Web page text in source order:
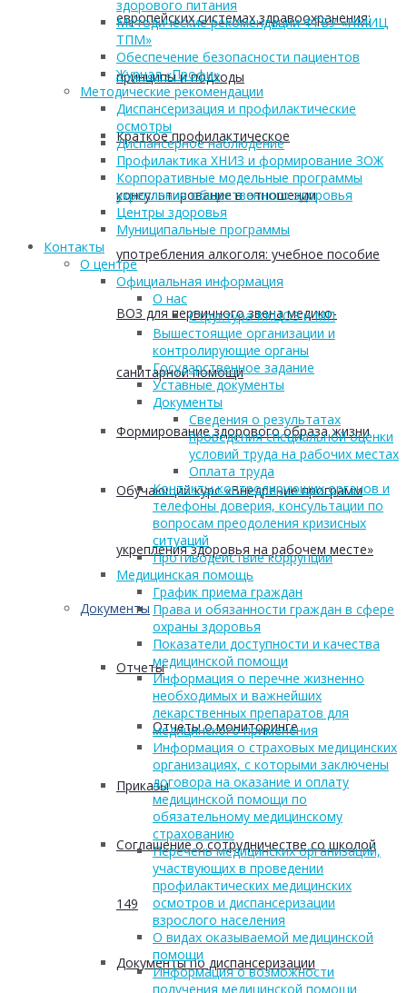
европейских системах здравоохранения:
принципы и подходы
Краткое профилактическое
консультирование в отношении
употребления алкоголя: учебное пособие
ВОЗ для первичного звена медико-
санитарной помощи
Формирование здорового образа жизни
Обучающий курс «Внедрение программ
укрепления здоровья на рабочем месте»
Документы
Отчеты
Отчеты о мониторинге
Приказы
Соглашение о сотрудничестве со школой
149
Документы по диспансеризации
здорового питания
Методические рекомендации ФГБУ «НМИЦ
ТПМ»
Обеспечение безопасности пациентов
Журнал «Профи»
Методические рекомендации
Диспансеризация и профилактические
осмотры
Диспансерное наблюдение
Профилактика ХНИЗ и формирование ЗОЖ
Корпоративные модельные программы
укрепления общественного здоровья
Центры здоровья
Муниципальные программы
Контакты
О центре
Официальная информация
О нас
Структура ККЦОЗ и МП
Вышестоящие организации и
контролирующие органы
Государственное задание
Уставные документы
Документы
Сведения о результатах
проведения специальной оценки
условий труда на рабочих местах
Оплата труда
Контакты контролирующих органов и
телефоны доверия, консультации по
вопросам преодоления кризисных
ситуаций
Противодействие коррупции
Медицинская помощь
График приема граждан
Права и обязанности граждан в сфере
охраны здоровья
Показатели доступности и качества
медицинской помощи
Информация о перечне жизненно
необходимых и важнейших
лекарственных препаратов для
медицинского применения
Информация о страховых медицинских
организациях, с которыми заключены
договора на оказание и оплату
медицинской помощи по
обязательному медицинскому
страхованию
Перечень медицинских организаций,
участвующих в проведении
профилактических медицинских
осмотров и диспансеризации
взрослого населения
О видах оказываемой медицинской
помощи
Информация о возможности
получения медицинской помощи